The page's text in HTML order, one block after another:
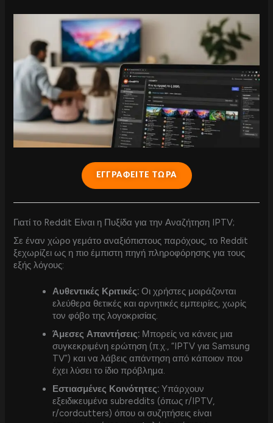
ΕΓΓΡΑΦΕΙΤΕ ΤΩΡΑ
Γιατί το Reddit Είναι η Πυξίδα για την Αναζήτηση IPTV;
Σε έναν χώρο γεμάτο αναξιόπιστους παρόχους, το Reddit
ξεχωρίζει ως η πιο έμπιστη πηγή πληροφόρησης για τους
εξής λόγους:
Αυθεντικές Κριτικές: Οι χρήστες μοιράζονται
ελεύθερα θετικές και αρνητικές εμπειρίες, χωρίς
τον φόβο της λογοκρισίας.
Άμεσες Απαντήσεις: Μπορείς να κάνεις μια
συγκεκριμένη ερώτηση (π.χ., “IPTV για Samsung
TV”) και να λάβεις απάντηση από κάποιον που
έχει λύσει το ίδιο πρόβλημα.
Εστιασμένες Κοινότητες: Υπάρχουν
εξειδικευμένα subreddits (όπως r/IPTV,
r/cordcutters) όπου οι συζητήσεις είναι